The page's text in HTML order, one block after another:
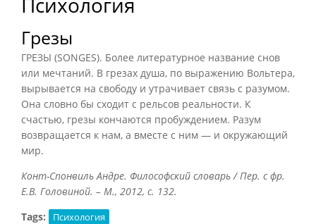
Грезы
ГРЕЗЫ (SONGES). Более литературное название снов
или мечтаний. В грезах душа, по выражению Вольтера,
вырывается на свободу и утрачивает связь с разумом.
Она словно бы сходит с рельсов реальности. К
счастью, грезы кончаются пробуждением. Разум
возвращается к нам, а вместе с ним — и окружающий
мир.
Конт-Спонвиль Андре. Философский словарь / Пер. с фр.
Е.В. Головиной. – М., 2012, с. 132.
Tags:
Психология